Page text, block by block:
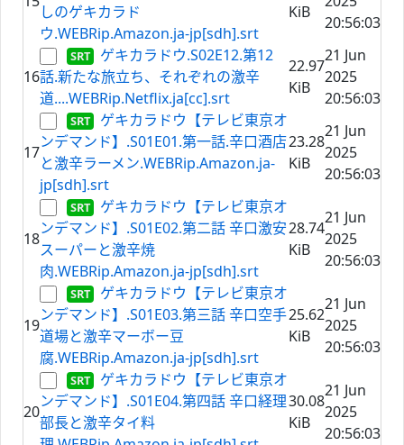
しのゲキカラド
ウ.WEBRip.Amazon.ja-jp[sdh].srt
KiB
20:56:03
16
ゲキカラドウ.S02E12.第12
話.新たな旅立ち、それぞれの激辛
道....WEBRip.Netflix.ja[cc].srt
22.97
KiB
21 Jun
2025
20:56:03
17
ゲキカラドウ【テレビ東京オ
ンデマンド】.S01E01.第一話.辛口酒店
と激辛ラーメン.WEBRip.Amazon.ja-
jp[sdh].srt
23.28
KiB
21 Jun
2025
20:56:03
18
ゲキカラドウ【テレビ東京オ
ンデマンド】.S01E02.第二話 辛口激安
スーパーと激辛焼
肉.WEBRip.Amazon.ja-jp[sdh].srt
28.74
KiB
21 Jun
2025
20:56:03
19
ゲキカラドウ【テレビ東京オ
ンデマンド】.S01E03.第三話 辛口空手
道場と激辛マーボー豆
腐.WEBRip.Amazon.ja-jp[sdh].srt
25.62
KiB
21 Jun
2025
20:56:03
20
ゲキカラドウ【テレビ東京オ
ンデマンド】.S01E04.第四話 辛口経理
部長と激辛タイ料
30.08
KiB
21 Jun
2025
20:56:03